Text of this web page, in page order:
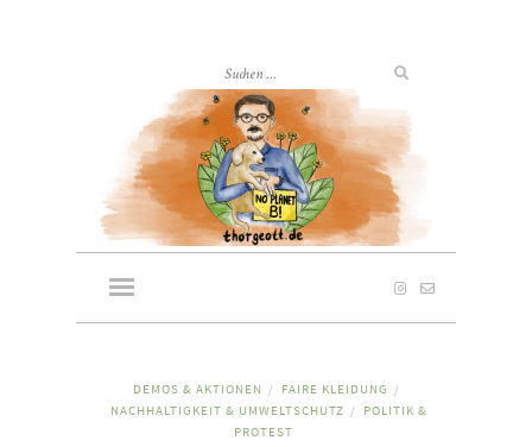
DEMOS & AKTIONEN / FAIRE KLEIDUNG /
NACHHALTIGKEIT & UMWELTSCHUTZ /
POLITIK &
PROTEST